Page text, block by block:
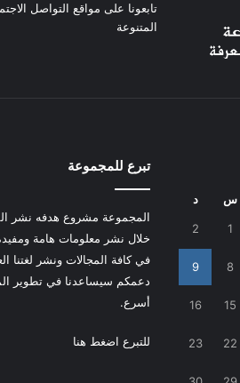
تابعونا على مواقع التواصل
المتنوعة
س د
1
2
8
9
15
16
22
23
تبرع للمجموعة
المجموعة مشروع هدفه نشر
خلال نشر معلومات هامة
في كافة المجالات ونشر لغتنا
دعمكم سيساعدنا في تطوير
أسرع.
للتبرع اضغط هنا